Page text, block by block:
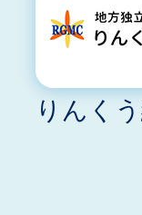
りんく